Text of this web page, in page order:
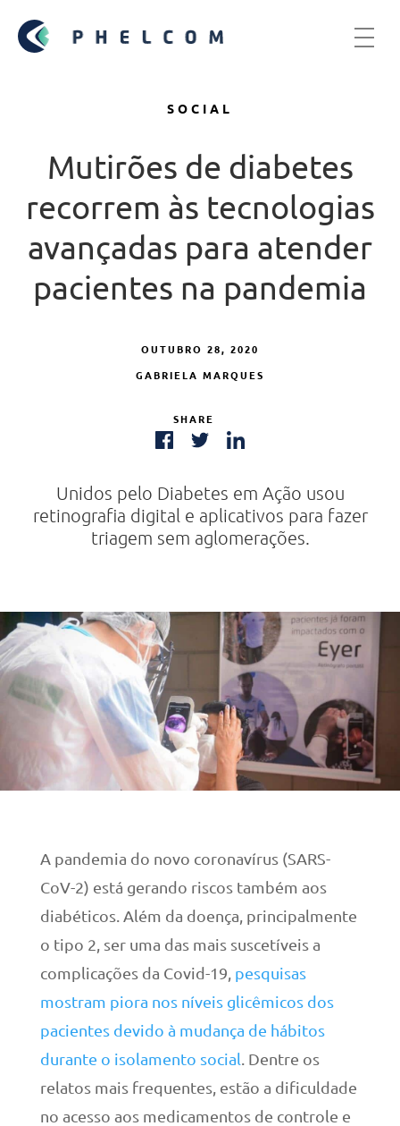
SOCIAL
Mutirões de diabetes
recorrem às tecnologias
avançadas para atender
pacientes na pandemia
OUTUBRO 28, 2020
GABRIELA MARQUES
SHARE
Unidos pelo Diabetes em Ação usou
retinografia digital e aplicativos para fazer
triagem sem aglomerações.
A pandemia do novo coronavírus (SARS-
CoV-2) está gerando riscos também aos
diabéticos. Além da doença, principalmente
o tipo 2, ser uma das mais suscetíveis a
complicações da Covid-19, pesquisas
mostram piora nos níveis glicêmicos dos
pacientes devido à mudança de hábitos
durante o isolamento social . Dentre os
relatos mais frequentes, estão a dificuldade
no acesso aos medicamentos de controle e